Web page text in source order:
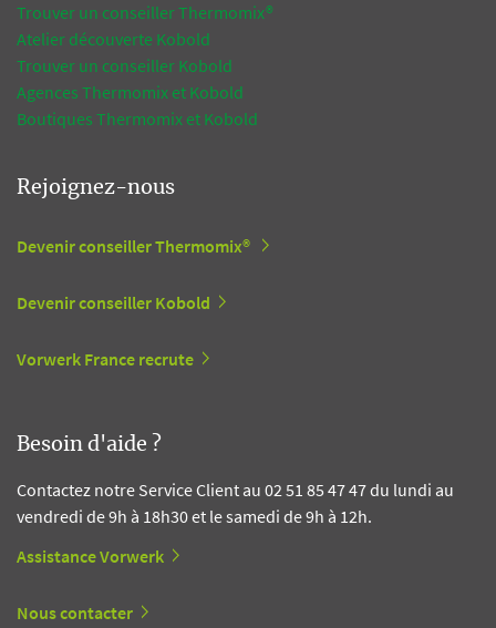
Trouver un conseiller Thermomix®
Atelier découverte Kobold
Trouver un conseiller Kobold
Agences Thermomix et Kobold
Boutiques Thermomix et Kobold
Rejoignez-nous
Devenir conseiller Thermomix®
Devenir conseiller Kobold
Vorwerk France recrute
Besoin d'aide ?
Contactez notre Service Client au 02 51 85 47 47 du lundi au
vendredi de 9h à 18h30 et le samedi de 9h à 12h.
Assistance Vorwerk
Nous contacter